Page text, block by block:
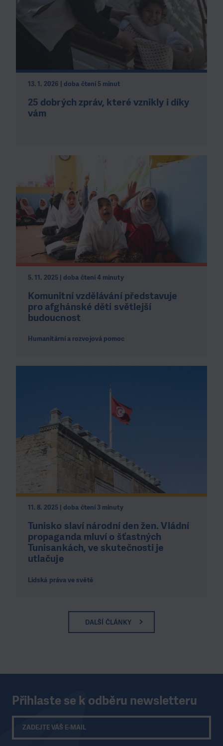
13. 1. 2026 | doba čtení 5 minut
25 dobrých zpráv, které vznikly i díky
vám
5. 11. 2025 | doba čtení 4 minuty
Komunitní vzdělávání představuje
pro afghánské děti světlejší
budoucnost
Humanitární a rozvojová pomoc
11. 8. 2025 | doba čtení 3 minuty
Tunisko slaví národní den žen. Vládní
propaganda mluví o šťastných
Tunisankách, ve skutečnosti je
utlačuje
Lidská práva ve světě
DALŠÍ ČLÁNKY
Přihlaste se k odběru newsletteru